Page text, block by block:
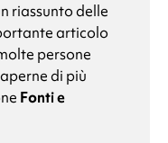
riassunto delle
articolo
persone
di più
Fonti e